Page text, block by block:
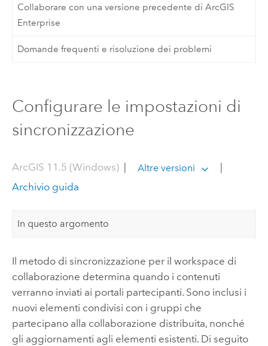
Collaborare con una versione precedente di ArcGIS
Enterprise
Domande frequenti e risoluzione dei problemi
Configurare le impostazioni di
sincronizzazione
ArcGIS 11.5 (Windows)| Altre versioni
Archivio guida
In questo argomento
Il metodo di sincronizzazione per il workspace di
collaborazione determina quando i contenuti
verranno inviati ai portali partecipanti. Sono inclusi i
nuovi elementi condivisi con i gruppi che
partecipano alla collaborazione distribuita, nonché
gli aggiornamenti agli elementi esistenti. Di seguito